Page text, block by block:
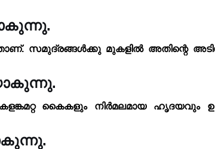
സമുദ്രങ്ങൾക്കു മുകളിൽ അതിന്റെ
കൈകളും നിർമലമായ